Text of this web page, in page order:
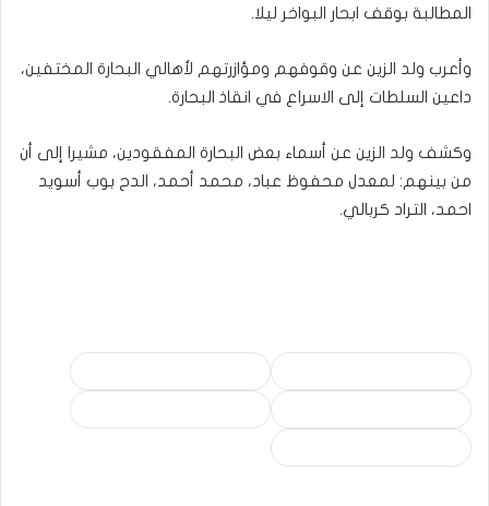
المطالبة بوقف ابحار البواخر ليلا.
وأعرب ولد الزين عن وقوفهم ومؤازرتهم لأهالي البحارة المختفين،
داعين السلطات إلى الاسراع في انقاذ البحارة.
وكشف ولد الزين عن أسماء بعض البحارة المفقودين، مشيرا إلى أن
من بينهم: لمعدل محفوظ عباد، محمد أحمد، الدح بوب أسويد
احمد، التراد كربالي.